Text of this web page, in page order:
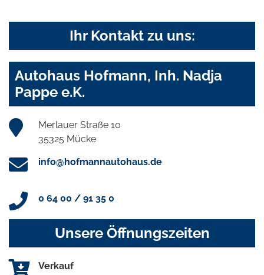
Ihr Kontakt zu uns:
Autohaus Hofmann, Inh. Nadja
Pappe e.K.
Merlauer Straße 10
35325 Mücke
info@hofmannautohaus.de
0 64 00 / 91 35 0
Unsere Öffnungszeiten
Verkauf